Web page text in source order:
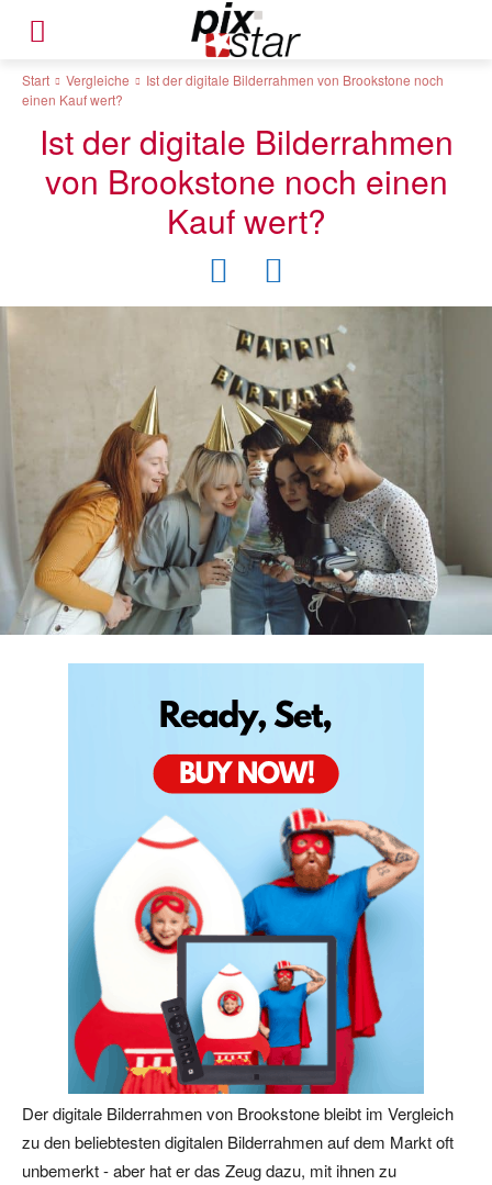
Start Vergleiche
Ist der digitale Bilderrahmen von Brookstone noch
einen Kauf wert?
Ist der digitale Bilderrahmen
von Brookstone noch einen
Kauf wert?
Der digitale Bilderrahmen von Brookstone bleibt im Vergleich
zu den beliebtesten digitalen Bilderrahmen auf dem Markt oft
unbemerkt - aber hat er das Zeug dazu, mit ihnen zu